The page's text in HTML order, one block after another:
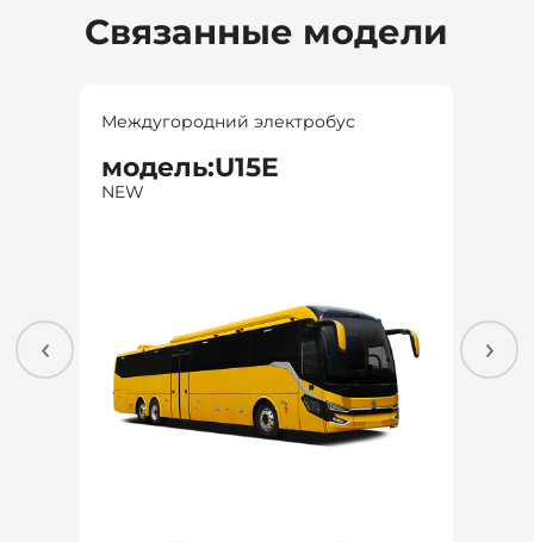
Связанные модели
Междугородний электробус
модель:U15E